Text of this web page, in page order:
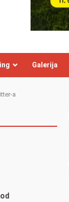
Galerija
a